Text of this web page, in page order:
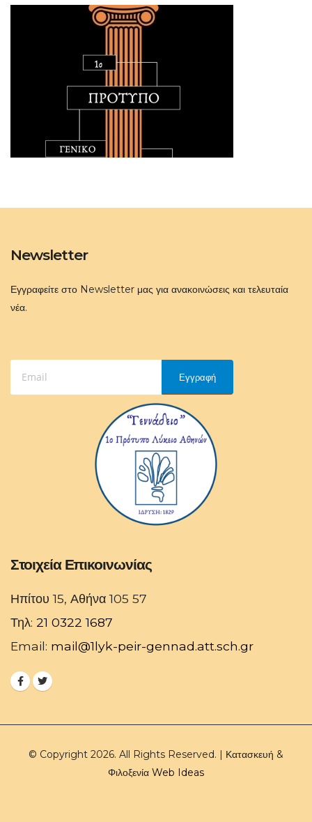
Newsletter
Εγγραφείτε στο Newsletter μας για ανακοινώσεις και τελευταία
νέα.
Εγγραφή
Στοιχεία Επικοινωνίας
Ηπίτου 15, Αθήνα 105 57
Τηλ: 21 0322 1687
Email: mail@1lyk-peir-gennad.att.sch.gr
© Copyright 2026. All Rights Reserved. | Κατασκευή &
Φιλοξενία Web Ideas